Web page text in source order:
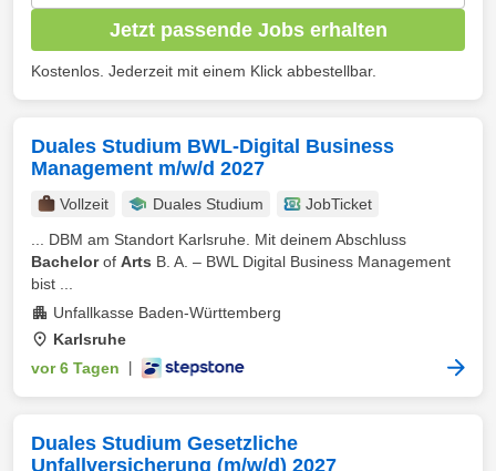
Jetzt passende Jobs erhalten
Kostenlos. Jederzeit mit einem Klick abbestellbar.
Duales Studium BWL-Digital Business
Management m/w/d 2027
Vollzeit Duales Studium
JobTicket
... DBM am Standort Karlsruhe. Mit deinem Abschluss
Bachelorof Arts B. A. – BWL Digital Business Management
bist ...
Unfallkasse Baden-Württemberg
Karlsruhe
vor 6 Tagen
Duales Studium Gesetzliche
Unfallversicherung (m/w/d) 2027